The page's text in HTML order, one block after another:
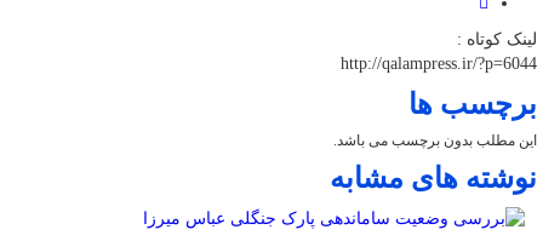
لینک کوتاه :
http://qalampress.ir/?p=6044
برچسب ها
این مطلب بدون برچسب می باشد.
نوشته های مشابه